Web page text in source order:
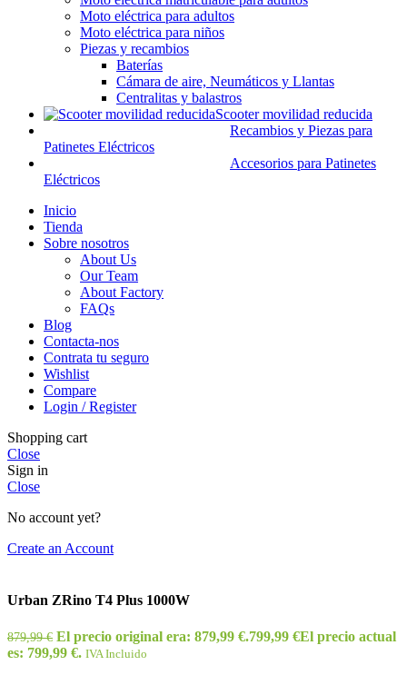
Moto eléctrica para adultos
Moto eléctrica para niños
Piezas y recambios
Baterías
Cámara de aire, Neumáticos y Llantas
Centralitas y balastros
Scooter movilidad reducida
Recambios y Piezas para
Patinetes Eléctricos
Accesorios para Patinetes
Eléctricos
Inicio
Tienda
Sobre nosotros
About Us
Our Team
About Factory
FAQs
Blog
Contacta-nos
Contrata tu seguro
Wishlist
Compare
Login / Register
Shopping cart
Close
Sign in
Close
No account yet?
Create an Account
Urban ZRino T4 Plus 1000W
879,99€ El precio original era: 879,99 €.799,99 €El precio actual
es: 799,99 €. IVA Incluido